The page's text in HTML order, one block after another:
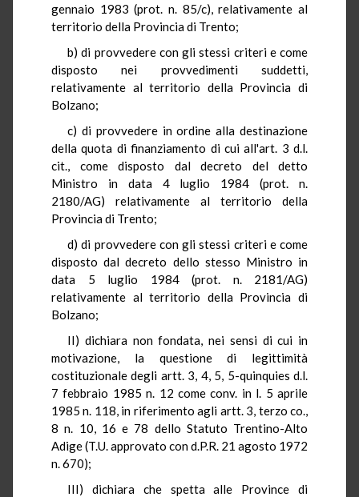
gennaio 1983 (prot. n. 85/c), relativamente al
territorio della Provincia di Trento;
b) di provvedere con gli stessi criteri e come
disposto nei provvedimenti suddetti,
relativamente al territorio della Provincia di
Bolzano;
c) di provvedere in ordine alla destinazione
della quota di finanziamento di cui all'art. 3 d.l.
cit., come disposto dal decreto del detto
Ministro in data 4 luglio 1984 (prot. n.
2180/AG) relativamente al territorio della
Provincia di Trento;
d) di provvedere con gli stessi criteri e come
disposto dal decreto dello stesso Ministro in
data 5 luglio 1984 (prot. n. 2181/AG)
relativamente al territorio della Provincia di
Bolzano;
II) dichiara non fondata, nei sensi di cui in
motivazione, la questione di legittimità
costituzionale degli artt. 3, 4, 5, 5-quinquies d.l.
7 febbraio 1985 n. 12 come conv. in l. 5 aprile
1985 n. 118, in riferimento agli artt. 3, terzo co.,
8 n. 10, 16 e 78 dello Statuto Trentino-Alto
Adige (T.U. approvato con d.P.R. 21 agosto 1972
n. 670);
III) dichiara che spetta alle Province di